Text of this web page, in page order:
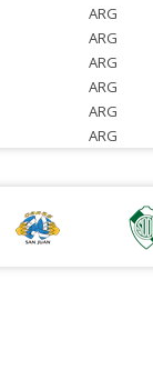
ARG
ARG
ARG
ARG
ARG
ARG